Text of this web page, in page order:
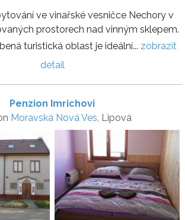
ve vinařské vesničce Nechory v
prostorech nad vinným sklepem.
turistická oblast je ideální... zobrazit
detail
Penzion Imrichovi
Moravská Nová Ves, Lipová